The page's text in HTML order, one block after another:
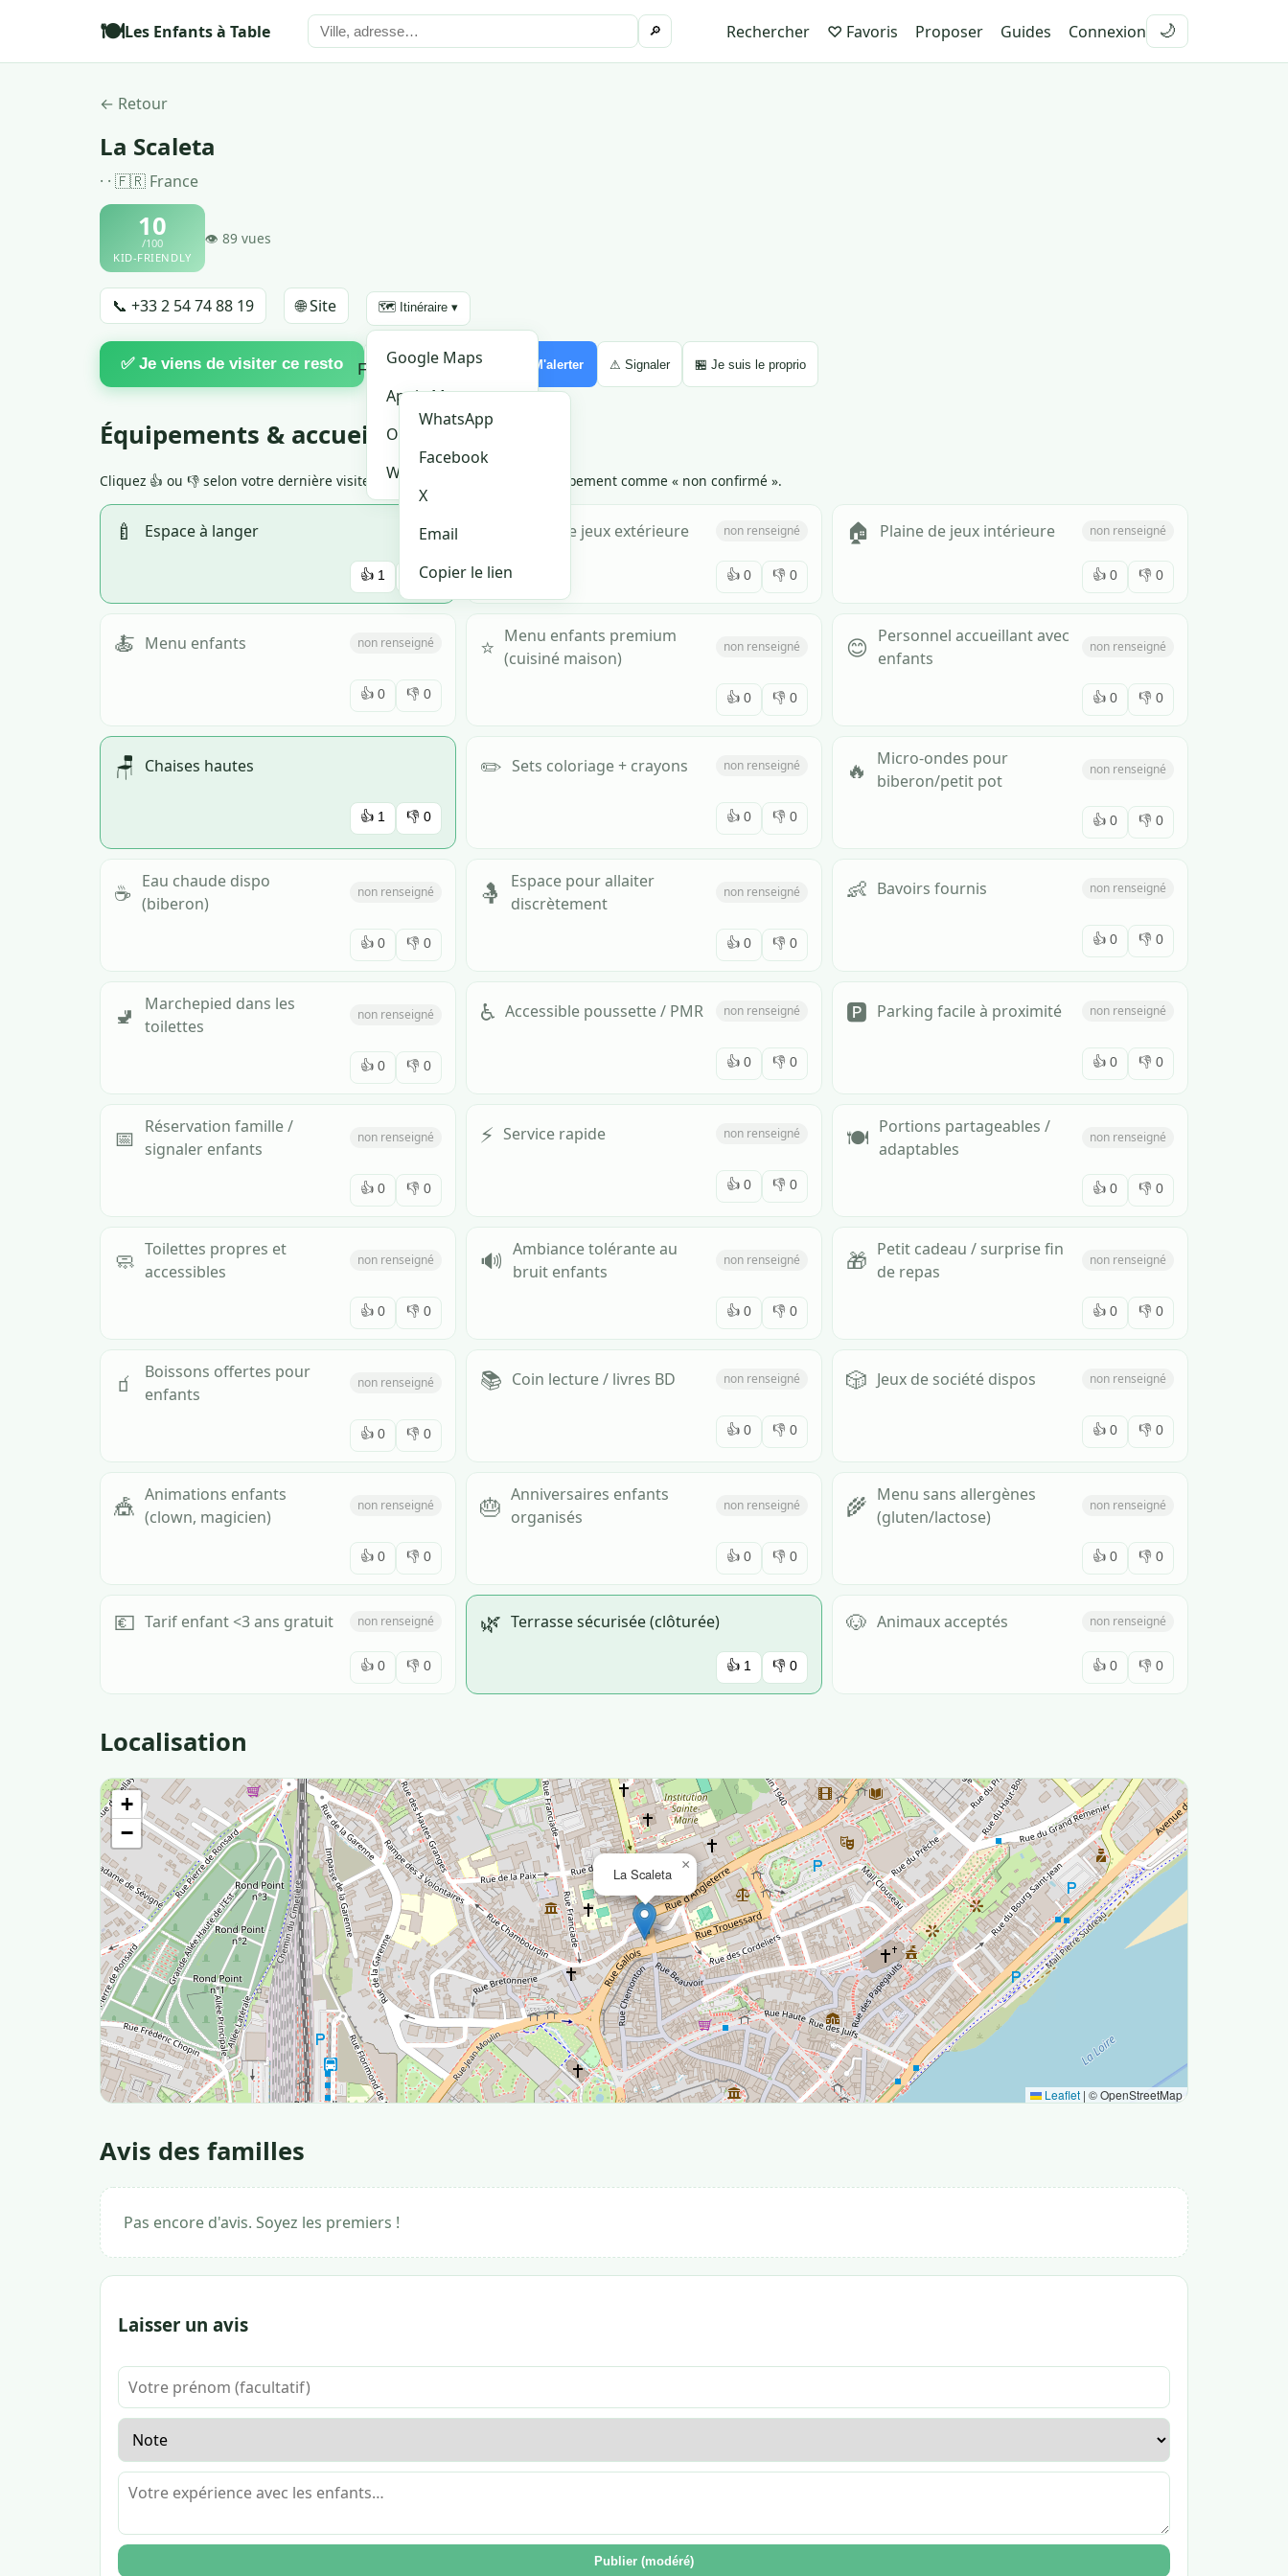
🍽️Les Enfants à Table 🔎 Rechercher ♡ Favoris Proposer Guides Connexion 🌙
← Retour
La Scaleta
· · 🇫🇷 France
10
/100
KID-FRIENDLY
👁 89 vues
📞 +33 2 54 74 88 19 🌐 Site 🗺️ Itinéraire ▾
Google Maps
Apple Maps
OpenStreetMap
Waze
✅ Je viens de visiter ce resto
♡
Favori
🔗 Partager ▾
WhatsApp
Facebook
X
Email
Copier le lien
🔔 M'alerter ⚠ Signaler 🏪 Je suis le proprio
Équipements & accueil
Cliquez 👍 ou 👎 selon votre dernière visite. Si trop de ✗, on marque l'équipement comme « non confirmé ».
🍼 Espace à langer
👍 1 👎0
Plaine de jeux extérieure non renseigné
👍 0 👎 0
🏠 Plaine de jeux intérieure non renseigné
👍 0 👎 0
🍝 Menu enfants non renseigné
👍 0 👎 0
⭐ Menu enfants premium
(cuisiné maison)
non renseigné
👍 0 👎 0
😊 Personnel accueillant avec
enfants
non renseigné
👍 0 👎 0
🪑 Chaises hautes
👍 1 👎 0
✏️ Sets coloriage + crayons non renseigné
👍 0 👎 0
🔥
Micro-ondes pour
biberon/petit pot
non renseigné
👍 0 👎 0
☕ Eau chaude dispo
(biberon)
non renseigné
👍 0 👎 0
🤱
Espace pour allaiter
discrètement
non renseigné
👍 0 👎 0
👶 Bavoirs fournis non renseigné
👍 0 👎 0
🚽
Marchepied dans les
toilettes
non renseigné
👍 0 👎 0
♿ Accessible poussette / PMR non renseigné
👍 0 👎 0
🅿️ Parking facile à proximité non renseigné
👍 0 👎 0
📅 Réservation famille /
signaler enfants
non renseigné
👍 0 👎 0
⚡ Service rapide non renseigné
👍 0 👎 0
🍽️ Portions partageables /
adaptables
non renseigné
👍 0 👎 0
🧼 Toilettes propres et
accessibles
non renseigné
👍 0 👎 0
🔊 Ambiance tolérante au
bruit enfants
non renseigné
👍 0 👎 0
🎁 Petit cadeau / surprise fin
de repas
non renseigné
👍 0 👎 0
🧃
Boissons offertes pour
enfants
non renseigné
👍 0 👎 0
📚 Coin lecture / livres BD non renseigné
👍 0 👎 0
🎲 Jeux de société dispos non renseigné
👍 0 👎 0
🎪 Animations enfants
(clown, magicien)
non renseigné
👍 0 👎 0
🎂 Anniversaires enfants
organisés
non renseigné
👍 0 👎 0
🌾 Menu sans allergènes
(gluten/lactose)
non renseigné
👍 0 👎 0
💶 Tarif enfant <3 ans gratuit non renseigné
👍 0 👎 0
🌿 Terrasse sécurisée (clôturée)
👍 1 👎 0
🐶 Animaux acceptés non renseigné
👍 0 👎 0
Localisation
La Scaleta
×
+
−
Leaflet | © OpenStreetMap
Avis des familles
Pas encore d'avis. Soyez les premiers !
Laisser un avis
Publier (modéré)